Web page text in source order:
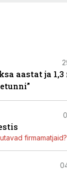
aastat ja
firmamatjaid?